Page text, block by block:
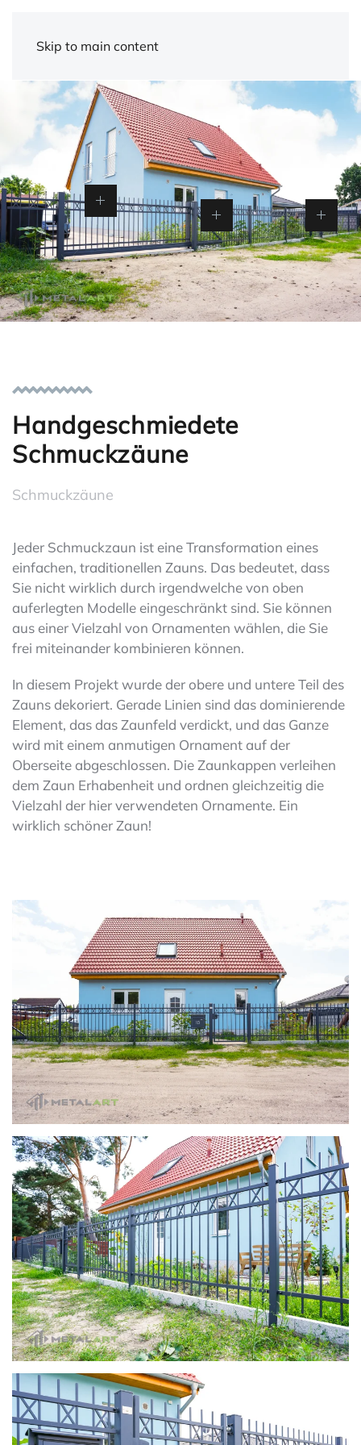
Skip to main content
Handgeschmiedete
Schmuckzäune
Schmuckzäune
Jeder Schmuckzaun ist eine Transformation eines
einfachen, traditionellen Zauns. Das bedeutet, dass
Sie nicht wirklich durch irgendwelche von oben
auferlegten Modelle eingeschränkt sind. Sie können
aus einer Vielzahl von Ornamenten wählen, die Sie
frei miteinander kombinieren können.
In diesem Projekt wurde der obere und untere Teil des
Zauns dekoriert. Gerade Linien sind das dominierende
Element, das das Zaunfeld verdickt, und das Ganze
wird mit einem anmutigen Ornament auf der
Oberseite abgeschlossen. Die Zaunkappen verleihen
dem Zaun Erhabenheit und ordnen gleichzeitig die
Vielzahl der hier verwendeten Ornamente. Ein
wirklich schöner Zaun!
zoom in
zoom in